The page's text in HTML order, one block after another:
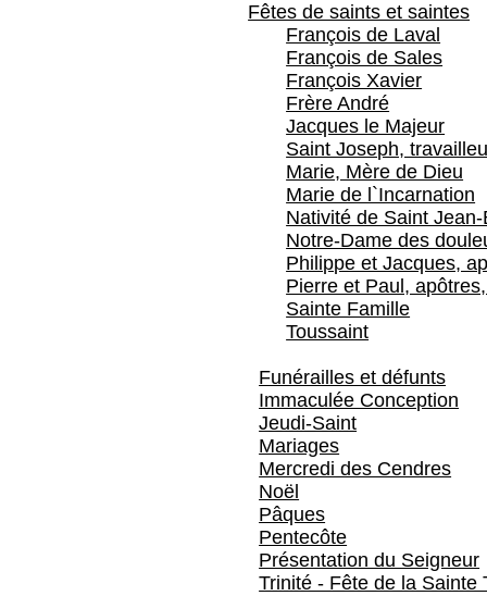
Fêtes de saints et saintes
François de Laval
François de Sales
François Xavier
Frère André
Jacques le Majeur
Saint Joseph,
Marie, Mère de Dieu
Marie de l`Incarnation
Nativité de Saint
Notre-Dame des
Philippe et Jacques,
Pierre et Paul,
Sainte Famille
Toussaint
Funérailles et défunts
Immaculée Conception
Jeudi-Saint
Mariages
Mercredi des Cendres
Noël
Pâques
Pentecôte
Présentation du Seigneur
Trinité - Fête de la Sainte